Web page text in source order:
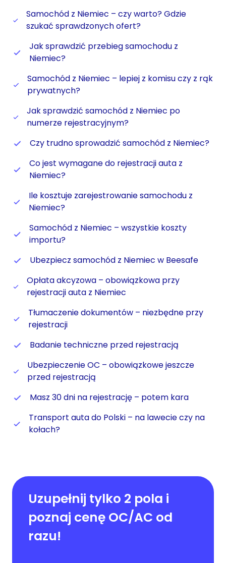
Samochód z Niemiec – czy warto? Gdzie
szukać sprawdzonych ofert?
Jak sprawdzić przebieg samochodu z
Niemiec?
Samochód z Niemiec – lepiej z komisu czy z rąk
prywatnych?
Jak sprawdzić samochód z Niemiec po
numerze rejestracyjnym?
Czy trudno sprowadzić samochód z Niemiec?
Co jest wymagane do rejestracji auta z
Niemiec?
Ile kosztuje zarejestrowanie samochodu z
Niemiec?
Samochód z Niemiec – wszystkie koszty
importu?
Ubezpiecz samochód z Niemiec w Beesafe
Opłata akcyzowa – obowiązkowa przy
rejestracji auta z Niemiec
Tłumaczenie dokumentów – niezbędne przy
rejestracji
Badanie techniczne przed rejestracją
Ubezpieczenie OC – obowiązkowe jeszcze
przed rejestracją
Masz 30 dni na rejestrację – potem kara
Transport auta do Polski – na lawecie czy na
kołach?
Uzupełnij tylko 2 pola i
poznaj cenę OC/AC od
razu!